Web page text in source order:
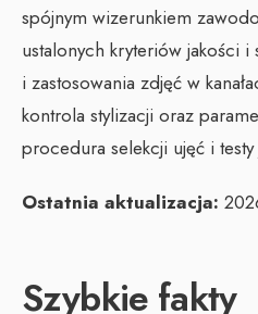
spójnym wizerunkiem
ustalonych kryteriów jakości i
i zastosowania zdjęć w
kontrola stylizacji oraz
procedura selekcji ujęć i
Ostatnia aktualizacja:
Szybkie fakty